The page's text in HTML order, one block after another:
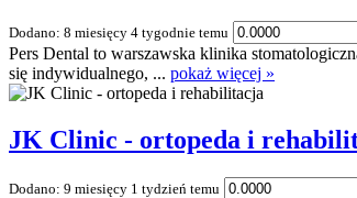
Dodano: 8 miesięcy 4 tygodnie temu
Pers Dental to warszawska klinika
się indywidualnego, ... pokaż więcej »
JK Clinic - ortopeda i
Dodano: 9 miesięcy 1 tydzień temu